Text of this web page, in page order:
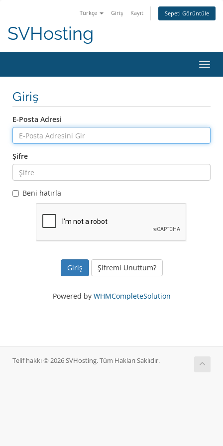
Türkçe Giriş Kayıt Sepeti Görüntüle
SVHosting
Giriş
E-Posta Adresi
Şifre
Beni hatırla
Şifremi Unuttum?
Powered by WHMCompleteSolution
Telif hakkı © 2026 SVHosting. Tüm Hakları Saklıdır.